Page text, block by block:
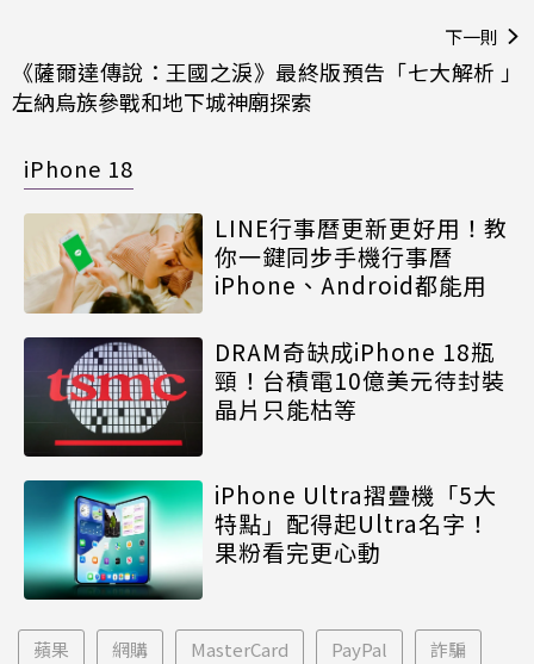
下一則
《薩爾達傳說：王國之淚》最終版預告「七大解析 」
左納烏族參戰和地下城神廟探索
iPhone 18
LINE行事曆更新更好用！教
你一鍵同步手機行事曆
iPhone、Android都能用
DRAM奇缺成iPhone 18瓶
頸！台積電10億美元待封裝
晶片只能枯等
iPhone Ultra摺疊機「5大
特點」配得起Ultra名字！
果粉看完更心動
蘋果 網購 MasterCard PayPal 詐騙